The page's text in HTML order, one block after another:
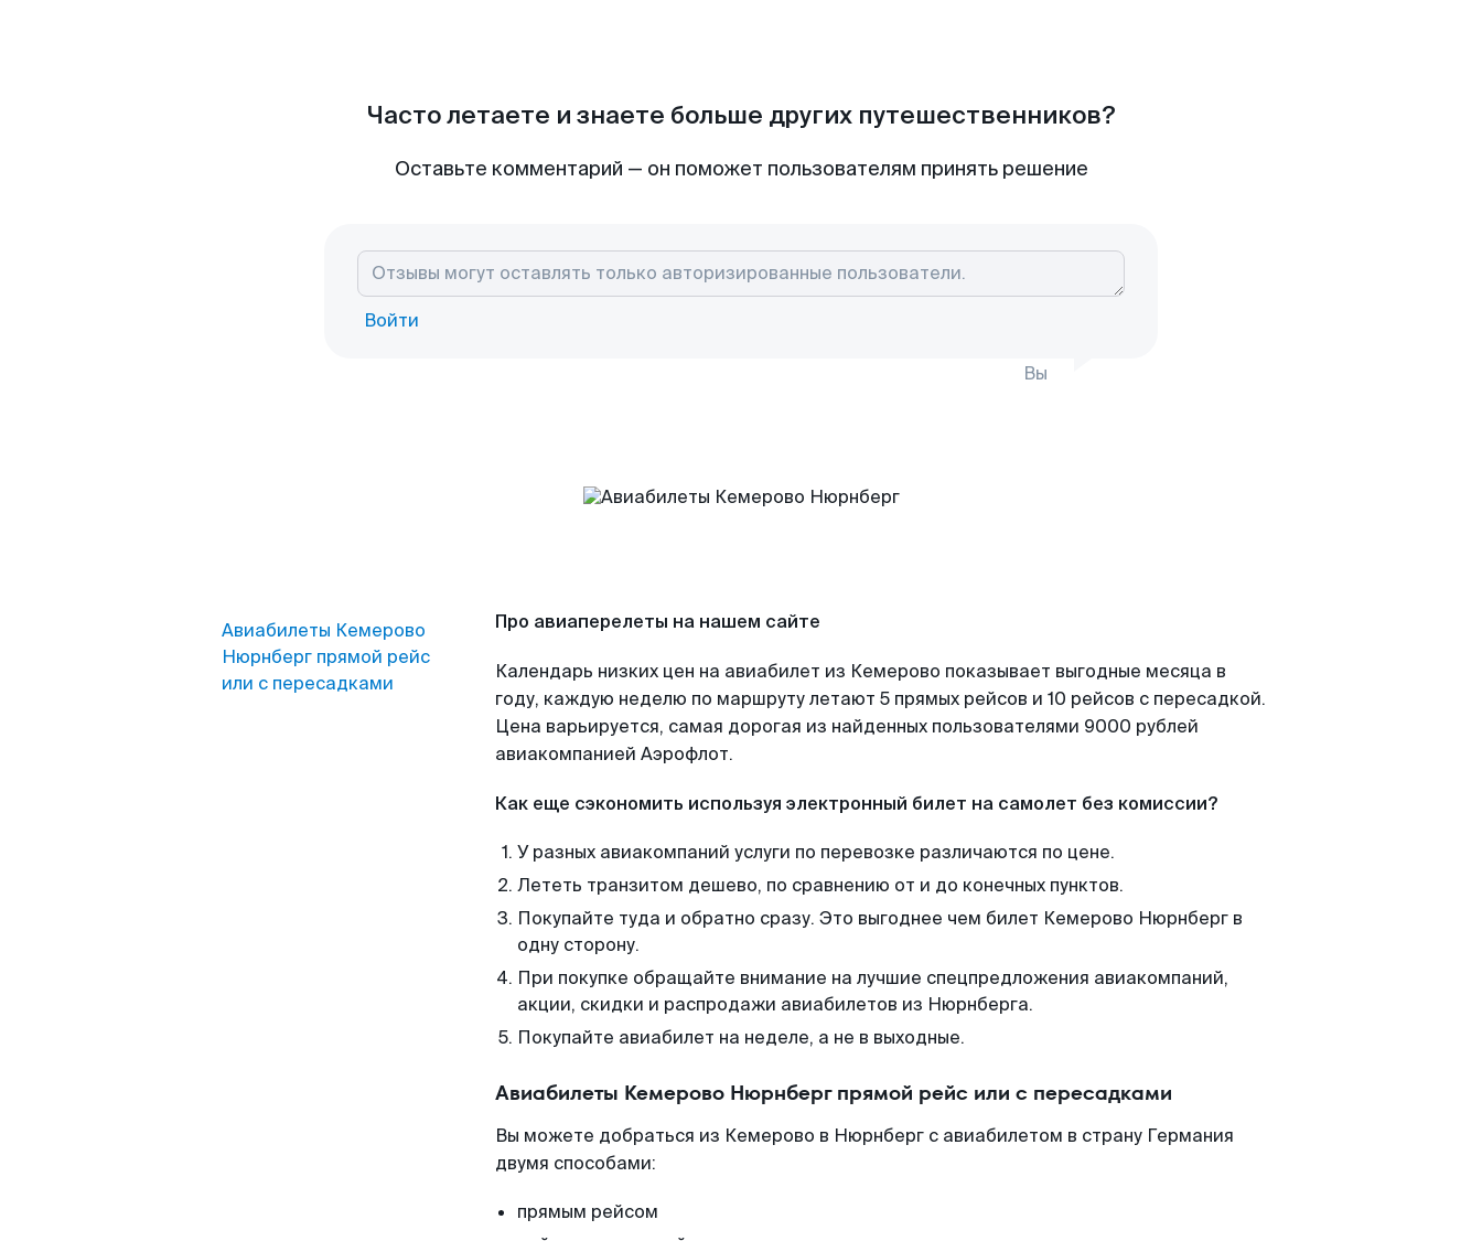
Часто летаете и знаете больше других путешественников?
Оставьте комментарий — он поможет пользователям принять решение
Войти
Вы
Авиабилеты Кемерово
Нюрнберг прямой рейс
или с пересадками
Про авиаперелеты на нашем сайте
Календарь низких цен на авиабилет из Кемерово показывает выгодные месяца в
году, каждую неделю по маршруту летают 5 прямых рейсов и 10 рейсов с пересадкой.
Цена варьируется, самая дорогая из найденных пользователями 9000 рублей
авиакомпанией Аэрофлот.
Как еще сэкономить используя электронный билет на самолет без комиссии?
У разных авиакомпаний услуги по перевозке различаются по цене.
Лететь транзитом дешево, по сравнению от и до конечных пунктов.
Покупайте туда и обратно сразу. Это выгоднее чем билет Кемерово Нюрнберг в
одну сторону.
При покупке обращайте внимание на лучшие спецпредложения авиакомпаний,
акции, скидки и распродажи авиабилетов из Нюрнберга.
Покупайте авиабилет на неделе, а не в выходные.
Авиабилеты Кемерово Нюрнберг прямой рейс или с пересадками
Вы можете добраться из Кемерово в Нюрнберг с авиабилетом в страну Германия
двумя способами:
прямым рейсом